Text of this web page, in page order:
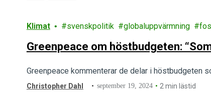
Klimat svenskpolitik globaluppvärmning
Greenpeace om höstbudgeten:
Greenpeace kommenterar de delar i höstbudgeten
Christopher Dahl september 19, 2024 2 min lästid